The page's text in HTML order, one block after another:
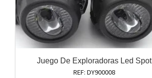
Juego De Exploradoras Led Spot
REF: DY900008